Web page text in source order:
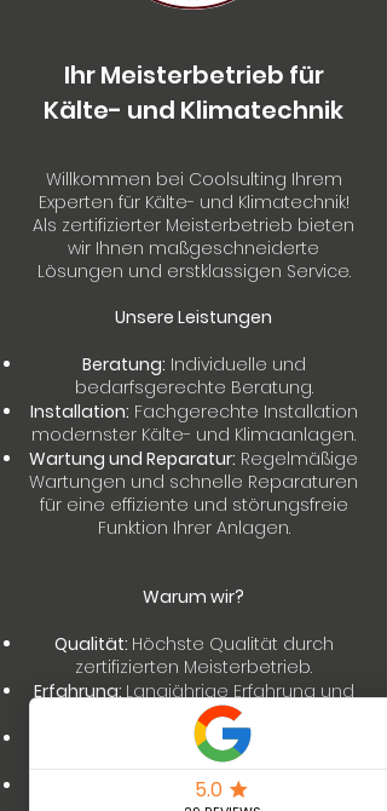
Ihr Meisterbetrieb für
Kälte- und Klimatechnik
Willkommen bei Coolsulting Ihrem
Experten für Kälte- und Klimatechnik!
Als zertifizierter Meisterbetrieb bieten
wir Ihnen maßgeschneiderte
Lösungen und erstklassigen Service.
Unsere Leistungen
Beratung: Individuelle und
bedarfsgerechte Beratung.
Installation: Fachgerechte Installation
modernster Kälte- und Klimaanlagen.
Wartung und Reparatur: Regelmäßige
Wartungen und schnelle Reparaturen
für eine effiziente und störungsfreie
Funktion Ihrer Anlagen.
Warum wir?
Qualität: Höchste Qualität durch
zertifizierten Meisterbetrieb.
Erfahrung:Langjährige Erfahrung und
Fachkompetenz.
Kundenzufriedenheit:Ihr Vertrauen
und Ihre Zufriedenheit sind unser Ziel.
Umweltfreundlich:Einsatz